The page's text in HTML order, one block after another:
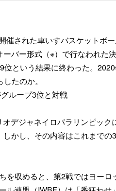
された車いすバスケットボ
バー形式（※）で行なわれた
という結果に終わった。
たのか。
ループ3位と対戦
デジャネイロパラリンピック
かし、その内容はこれまで
収めると、第2戦ではヨーロ